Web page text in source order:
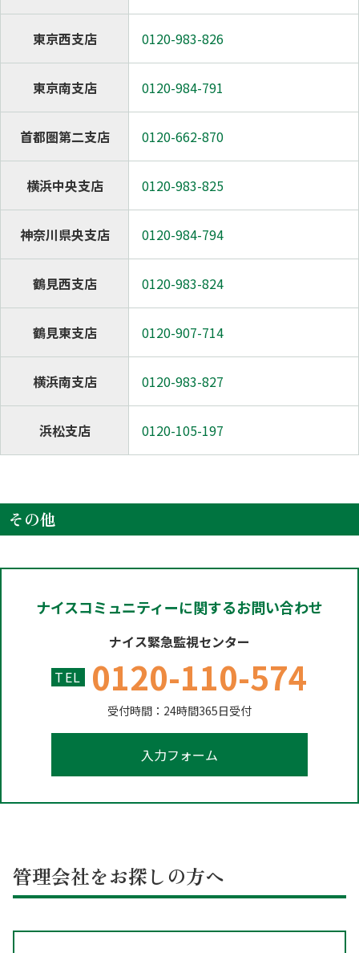
東京西支店 0120-983-826
東京南支店 0120-984-791
首都圏第二支店 0120-662-870
横浜中央支店 0120-983-825
神奈川県央支店 0120-984-794
鶴見西支店 0120-983-824
鶴見東支店 0120-907-714
横浜南支店 0120-983-827
浜松支店 0120-105-197
その他
ナイスコミュニティーに関するお問い合わせ
ナイス緊急監視センター
TEL
0120-110-574
受付時間：24時間365日受付
入力フォーム
管理会社をお探しの方へ